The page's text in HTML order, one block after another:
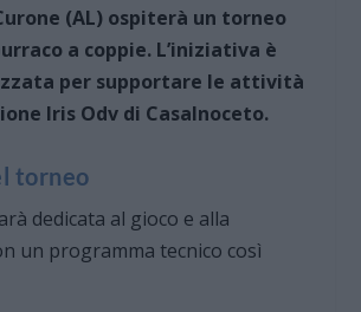
(AL) ospiterà un torneo
a coppie. L’iniziativa è
per supportare le attività
Iris Odv di Casalnoceto.
torneo
dedicata al gioco e alla
un programma tecnico così